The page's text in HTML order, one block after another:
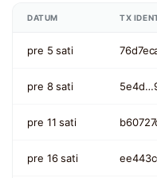
DATUM TX
pre 5 sati
pre 8 sati
pre 11 sati
pre 16 sati